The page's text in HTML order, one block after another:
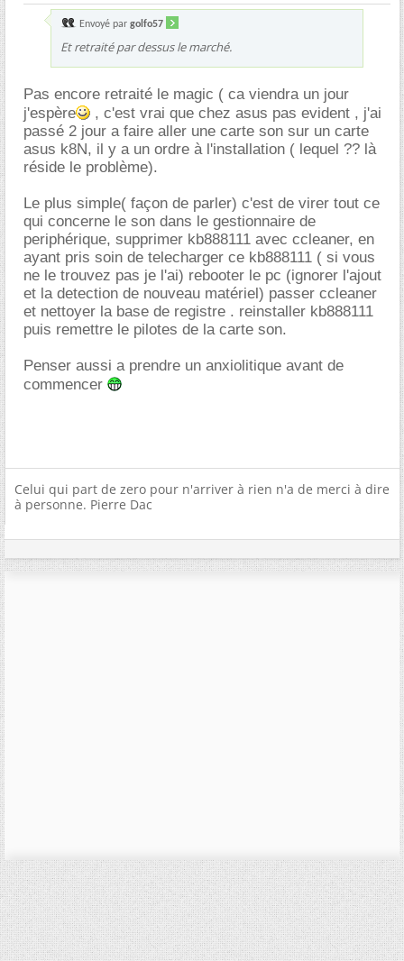
Envoyé par golfo57
Et retraité par dessus le marché.
Pas encore retraité le magic ( ca viendra un jour
j'espère
, c'est vrai que chez asus pas evident , j'ai
passé 2 jour a faire aller une carte son sur un carte
asus k8N, il y a un ordre à l'installation ( lequel ?? là
réside le problème).
Le plus simple( façon de parler) c'est de virer tout ce
qui concerne le son dans le gestionnaire de
periphérique, supprimer kb888111 avec ccleaner, en
ayant pris soin de telecharger ce kb888111 ( si vous
ne le trouvez pas je l'ai) rebooter le pc (ignorer l'ajout
et la detection de nouveau matériel) passer ccleaner
et nettoyer la base de registre . reinstaller kb888111
puis remettre le pilotes de la carte son.
Penser aussi a prendre un anxiolitique avant de
commencer
Celui qui part de zero pour n'arriver à rien n'a de merci à dire
à personne. Pierre Dac